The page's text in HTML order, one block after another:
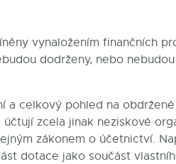
vynaložením finančních
dodrženy, nebo
a celkový pohled na
zcela jinak neziskové
zákonem o účetnictví.
dotace jako součást